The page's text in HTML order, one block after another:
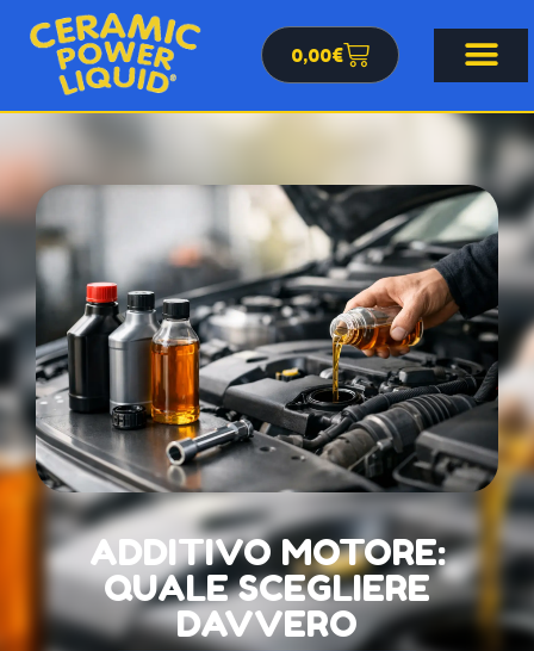
0,00€
ADDITIVO MOTORE:
QUALE SCEGLIERE
DAVVERO